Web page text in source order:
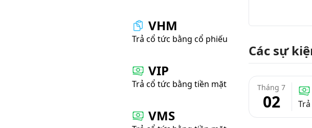
VHM
Trả cổ tức bằng cổ phiếu
VIP
Trả cổ tức bằng tiền mặt
VMS
Các sự
Tháng 7
02